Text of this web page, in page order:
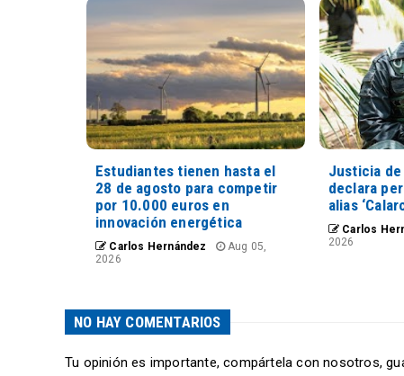
Estudiantes tienen hasta el
28 de agosto para competir
por 10.000 euros en
innovación energética
Carlos Hernández
Aug 05,
2026
Justicia
declara
alias
Carlos
2026
NO HAY COMENTARIOS
Tu opinión es importante, compártela con nosotros,